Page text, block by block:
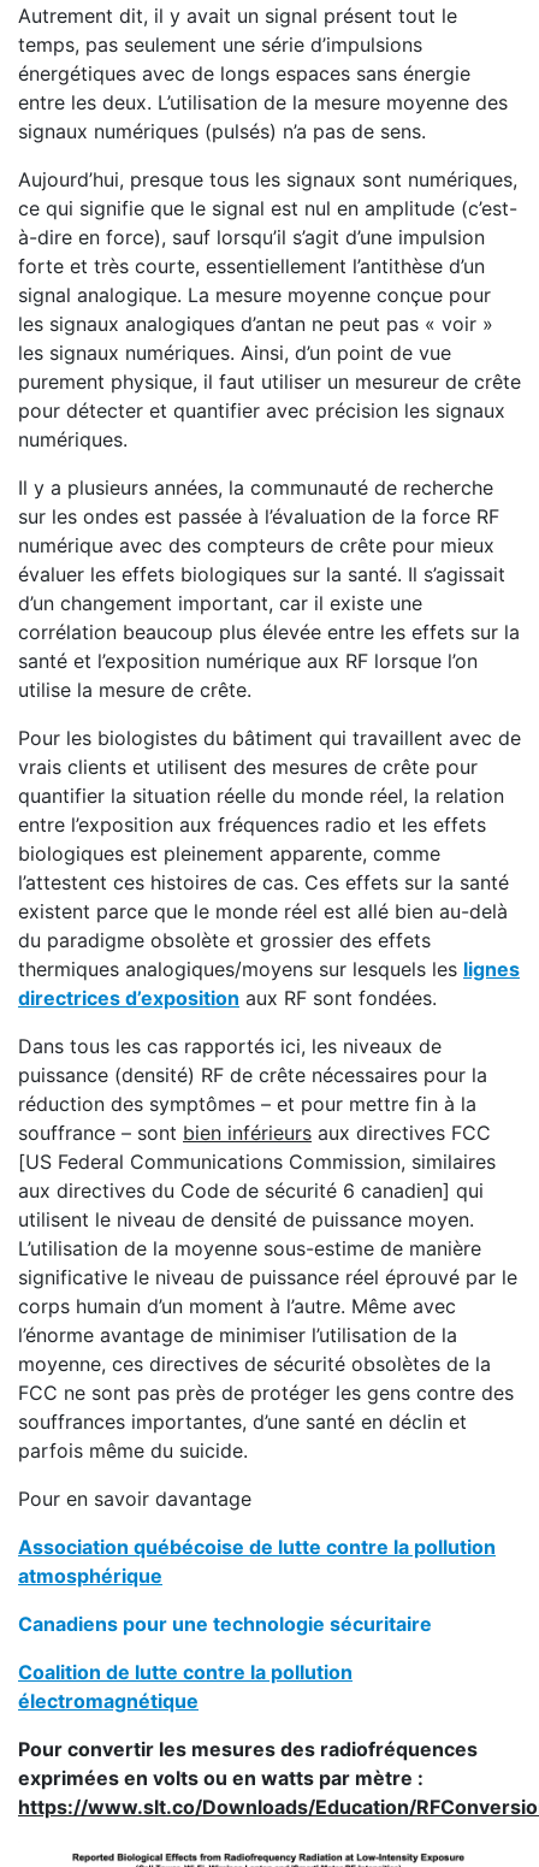
Autrement dit, il y avait un signal présent tout le
temps, pas seulement une série d’impulsions
énergétiques avec de longs espaces sans énergie
entre les deux. L’utilisation de la mesure moyenne des
signaux numériques (pulsés) n’a pas de sens.
Aujourd’hui, presque tous les signaux sont numériques,
ce qui signifie que le signal est nul en amplitude (c’est-
à-dire en force), sauf lorsqu’il s’agit d’une impulsion
forte et très courte, essentiellement l’antithèse d’un
signal analogique. La mesure moyenne conçue pour
les signaux analogiques d’antan ne peut pas « voir »
les signaux numériques. Ainsi, d’un point de vue
purement physique, il faut utiliser un mesureur de crête
pour détecter et quantifier avec précision les signaux
numériques.
Il y a plusieurs années, la communauté de recherche
sur les ondes est passée à l’évaluation de la force RF
numérique avec des compteurs de crête pour mieux
évaluer les effets biologiques sur la santé. Il s’agissait
d’un changement important, car il existe une
corrélation beaucoup plus élevée entre les effets sur la
santé et l’exposition numérique aux RF lorsque l’on
utilise la mesure de crête.
Pour les biologistes du bâtiment qui travaillent avec de
vrais clients et utilisent des mesures de crête pour
quantifier la situation réelle du monde réel, la relation
entre l’exposition aux fréquences radio et les effets
biologiques est pleinement apparente, comme
l’attestent ces histoires de cas. Ces effets sur la santé
existent parce que le monde réel est allé bien au-delà
du paradigme obsolète et grossier des effets
thermiques analogiques/moyens sur lesquels les lignes
directrices d’exposition aux RF sont fondées.
Dans tous les cas rapportés ici, les niveaux de
puissance (densité) RF de crête nécessaires pour la
réduction des symptômes – et pour mettre fin à la
souffrance – sont bien inférieurs aux directives FCC
[US Federal Communications Commission, similaires
aux directives du Code de sécurité 6 canadien] qui
utilisent le niveau de densité de puissance moyen.
L’utilisation de la moyenne sous-estime de manière
significative le niveau de puissance réel éprouvé par le
corps humain d’un moment à l’autre. Même avec
l’énorme avantage de minimiser l’utilisation de la
moyenne, ces directives de sécurité obsolètes de la
FCC ne sont pas près de protéger les gens contre des
souffrances importantes, d’une santé en déclin et
parfois même du suicide.
Pour en savoir davantage
Association québécoise de lutte contre la pollution
atmosphérique
Canadiens pour une technologie sécuritaire
Coalition de lutte contre la pollution
électromagnétique
Pour convertir les mesures des radiofréquences
exprimées en volts ou en watts par mètre :
https://www.slt.co/Downloads/Education/